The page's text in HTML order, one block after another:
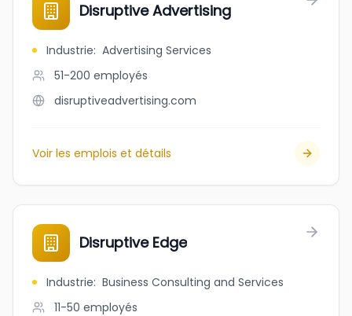
Disruptive Advertising
Industrie: Advertising Services
51-200 employés
disruptiveadvertising.com
Voir les emplois et détails
Disruptive Edge
Industrie: Business Consulting and Services
11-50 employés